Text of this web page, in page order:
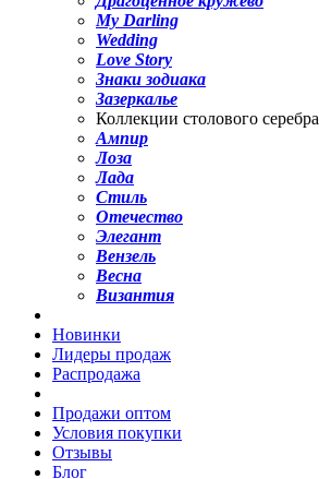
My Darling
Wedding
Love Story
Знаки зодиака
Зазеркалье
Коллекции столового серебра
Ампир
Лоза
Лада
Стиль
Отечество
Элегант
Вензель
Весна
Византия
Новинки
Лидеры продаж
Распродажа
Продажи оптом
Условия покупки
Отзывы
Блог